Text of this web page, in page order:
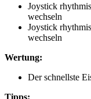
Joystick
wechseln
Joystick
wechseln
Wertung:
Der schnellste
Tipps: